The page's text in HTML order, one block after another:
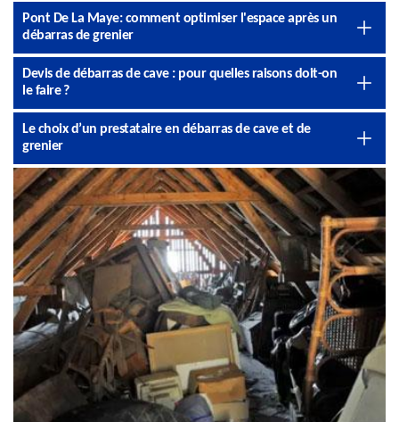
Pont De La Maye: comment optimiser l'espace après un
débarras de grenier
Devis de débarras de cave : pour quelles raisons doit-on
le faire ?
Le choix d’un prestataire en débarras de cave et de
grenier